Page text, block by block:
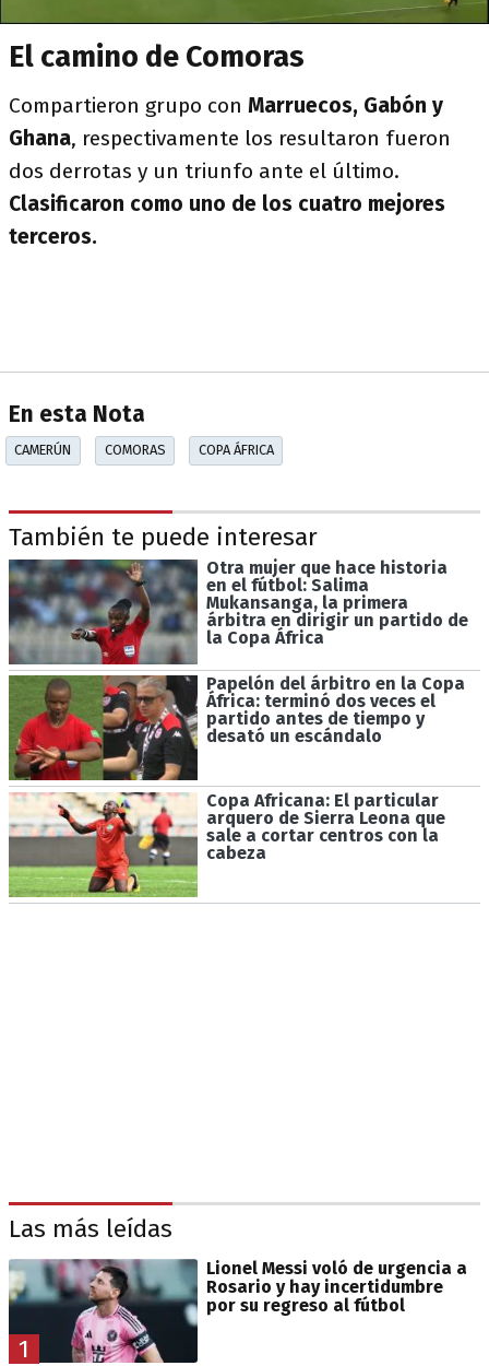
El camino de Comoras
Compartieron grupo con Marruecos, Gabón y
Ghana, respectivamente los resultaron fueron
dos derrotas y un triunfo ante el último.
Clasificaron como uno de los cuatro mejores
terceros.
En esta Nota
CAMERÚN COMORAS COPA ÁFRICA
También te puede interesar
Otra mujer que hace historia
en el fútbol: Salima
Mukansanga, la primera
árbitra en dirigir un partido de
la Copa África
Papelón del árbitro en la Copa
África: terminó dos veces el
partido antes de tiempo y
desató un escándalo
Copa Africana: El particular
arquero de Sierra Leona que
sale a cortar centros con la
cabeza
Las más leídas
1
Lionel Messi voló de urgencia a
Rosario y hay incertidumbre
por su regreso al fútbol